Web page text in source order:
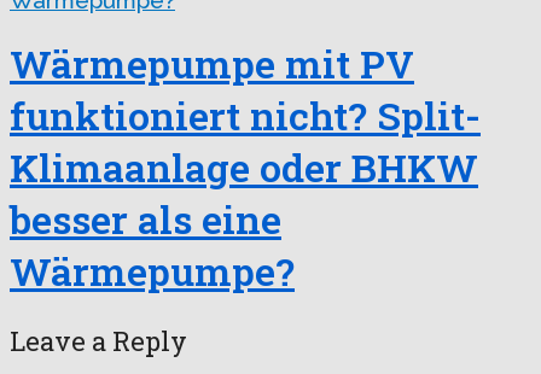
Wärmepumpe mit PV
funktioniert nicht? Split-
Klimaanlage oder BHKW
besser als eine
Wärmepumpe?
Leave a Reply